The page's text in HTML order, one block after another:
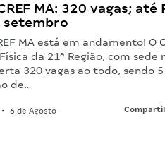
MA: 320 vagas; até
setembro
MA está em andamento! O
da 21ª Região, com sede
320 vagas ao todo, sendo
de…
• 6 de Agosto